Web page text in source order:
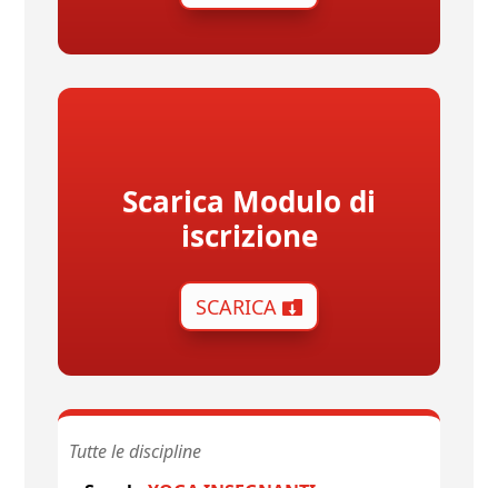
Scarica Modulo di
iscrizione
SCARICA
Tutte le discipline